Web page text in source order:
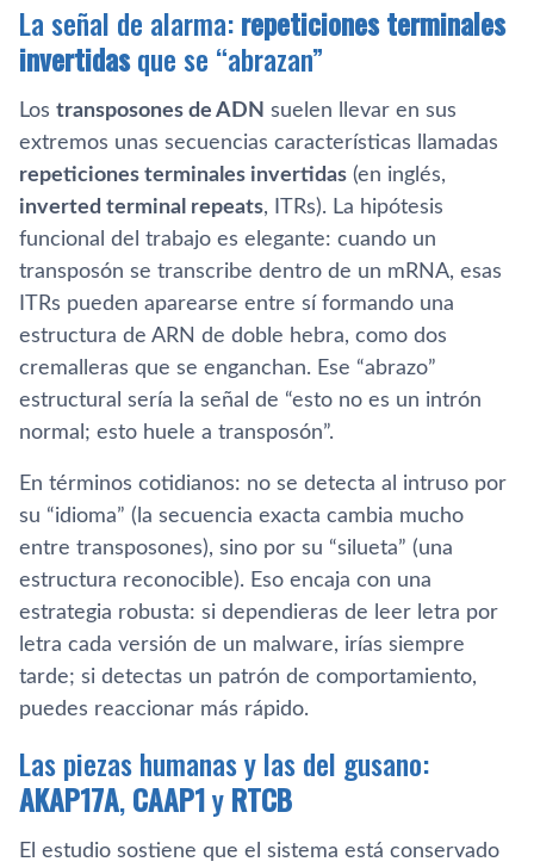
La señal de alarma:repeticiones terminales
invertidasque se “abrazan”
Los transposones de ADN suelen llevar en sus
extremos unas secuencias características llamadas
repeticiones terminales invertidas (en inglés,
inverted terminal repeats, ITRs). La hipótesis
funcional del trabajo es elegante: cuando un
transposón se transcribe dentro de un mRNA, esas
ITRs pueden aparearse entre sí formando una
estructura de ARN de doble hebra, como dos
cremalleras que se enganchan. Ese “abrazo”
estructural sería la señal de “esto no es un intrón
normal; esto huele a transposón”.
En términos cotidianos: no se detecta al intruso por
su “idioma” (la secuencia exacta cambia mucho
entre transposones), sino por su “silueta” (una
estructura reconocible). Eso encaja con una
estrategia robusta: si dependieras de leer letra por
letra cada versión de un malware, irías siempre
tarde; si detectas un patrón de comportamiento,
puedes reaccionar más rápido.
Las piezas humanas y las del gusano:
AKAP17A,CAAP1yRTCB
El estudio sostiene que el sistema está conservado